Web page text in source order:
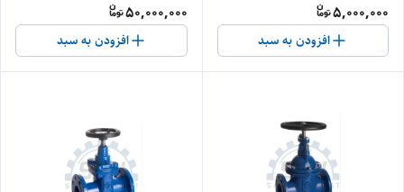
5,000,000
افزودن به سبد
50,000,000
افزودن به سبد